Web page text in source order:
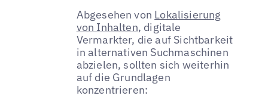
Abgesehen von Lokalisierung
von Inhalten, digitale
Vermarkter, die auf Sichtbarkeit
in alternativen Suchmaschinen
abzielen, sollten sich weiterhin
auf die Grundlagen
konzentrieren: